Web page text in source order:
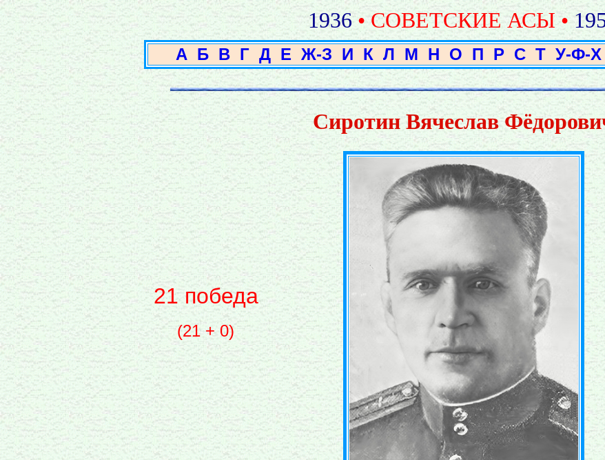
1936 • СОВЕТСКИЕ АСЫ •
А Б В Г Д Е Ж-З И К Л М Н О П Р С Т У-Ф-Х
Сиротин Вячеслав
21 победа
(21 + 0)